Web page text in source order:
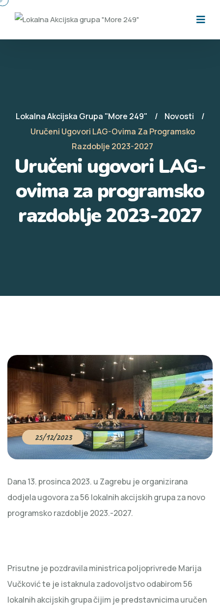
Lokalna Akcijska Grupa "More 249"
Novosti
Uručeni Ugovori LAG-Ovima Za Programsko
Razdoblje 2023-2027
Uručeni ugovori LAG-
ovima za programsko
razdoblje 2023-2027
25/12/2023
Dana 13. prosinca 2023. u Zagrebu je organizirana
dodjela ugovora za 56 lokalnih akcijskih grupa za novo
programsko razdoblje 2023.-2027.
Prisutne je pozdravila ministrica poljoprivrede Marija
Vučković te je istaknula zadovoljstvo odabirom 56
lokalnih akcijskih grupa čijim je predstavnicima uručen